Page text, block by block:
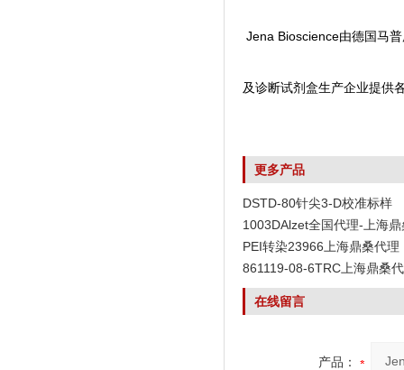
Jena Bioscience由德国马
及诊断试剂盒生产企业提供
更多产品
DSTD-80针尖3-D校准标样
1003DAlzet全国代理-上海鼎
PEI转染23966上海鼎桑代理
861119-08-6TRC上海鼎桑
在线留言
产品：